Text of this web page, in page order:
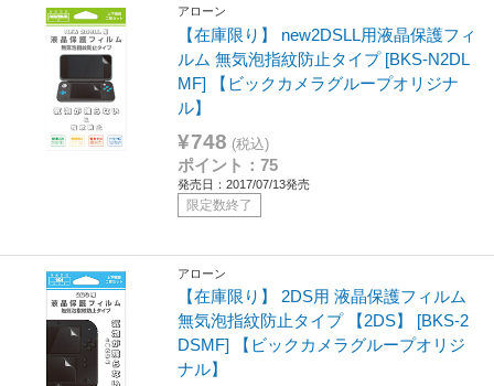
アローン
【在庫限り】 new2DSLL用液晶保護フィ
ルム 無気泡指紋防止タイプ [BKS-N2DL
MF] 【ビックカメラグループオリジナ
ル】
¥748 (税込)
ポイント：75
発売日：2017/07/13発売
限定数終了
アローン
【在庫限り】 2DS用 液晶保護フィルム
無気泡指紋防止タイプ 【2DS】 [BKS-2
DSMF] 【ビックカメラグループオリジ
ナル】